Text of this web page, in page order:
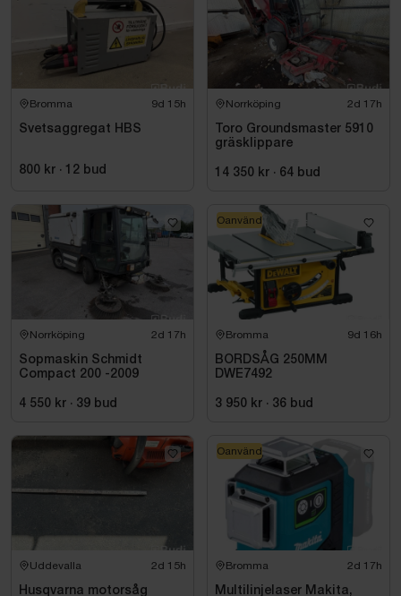
Bromma 9d 15h
Svetsaggregat HBS
800 kr · 12 bud
Norrköping 2d 17h
Toro Groundsmaster 5910
gräsklippare
14 350 kr · 64 bud
Norrköping 2d 17h
Sopmaskin Schmidt
Compact 200 -2009
4 550 kr · 39 bud
Bromma 9d 16h
BORDSÅG 250MM
DWE7492
3 950 kr · 36 bud
Oanvänd
Uddevalla 2d 15h
Husqvarna motorsåg
Bromma 2d 17h
Multilinjelaser Makita,
Oanvänd